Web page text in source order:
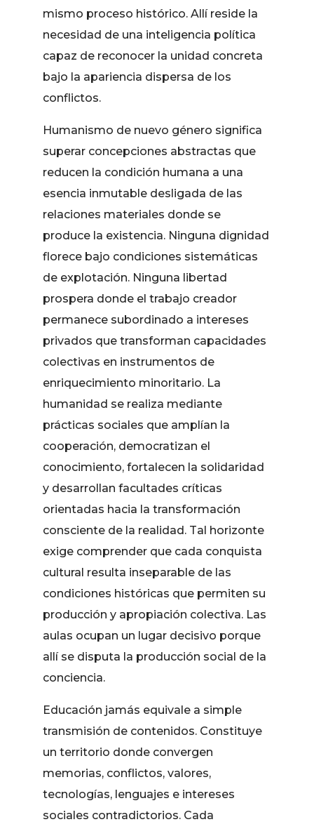
mismo proceso histórico. Allí reside la
necesidad de una inteligencia política
capaz de reconocer la unidad concreta
bajo la apariencia dispersa de los
conflictos.
Humanismo de nuevo género significa
superar concepciones abstractas que
reducen la condición humana a una
esencia inmutable desligada de las
relaciones materiales donde se
produce la existencia. Ninguna dignidad
florece bajo condiciones sistemáticas
de explotación. Ninguna libertad
prospera donde el trabajo creador
permanece subordinado a intereses
privados que transforman capacidades
colectivas en instrumentos de
enriquecimiento minoritario. La
humanidad se realiza mediante
prácticas sociales que amplían la
cooperación, democratizan el
conocimiento, fortalecen la solidaridad
y desarrollan facultades críticas
orientadas hacia la transformación
consciente de la realidad. Tal horizonte
exige comprender que cada conquista
cultural resulta inseparable de las
condiciones históricas que permiten su
producción y apropiación colectiva. Las
aulas ocupan un lugar decisivo porque
allí se disputa la producción social de la
conciencia.
Educación jamás equivale a simple
transmisión de contenidos. Constituye
un territorio donde convergen
memorias, conflictos, valores,
tecnologías, lenguajes e intereses
sociales contradictorios. Cada